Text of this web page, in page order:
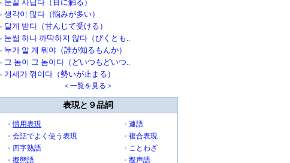
눈꼴 사납다（目に触る）
생각이 많다（悩みが多い）
달게 받다（甘んじて受ける）
눈썹 하나 까딱하지 않다（びくとも..
누가 알 게 뭐야（誰が知るもんか）
그 놈이 그 놈이다（どいつもどいつ..
기세가 꺾이다（勢いが止まる）
＜一覧を見る＞
表現と９品詞
慣用表現
連語
会話でよく使う表現
複合表現
四字熟語
ことわざ
擬態語
擬声語